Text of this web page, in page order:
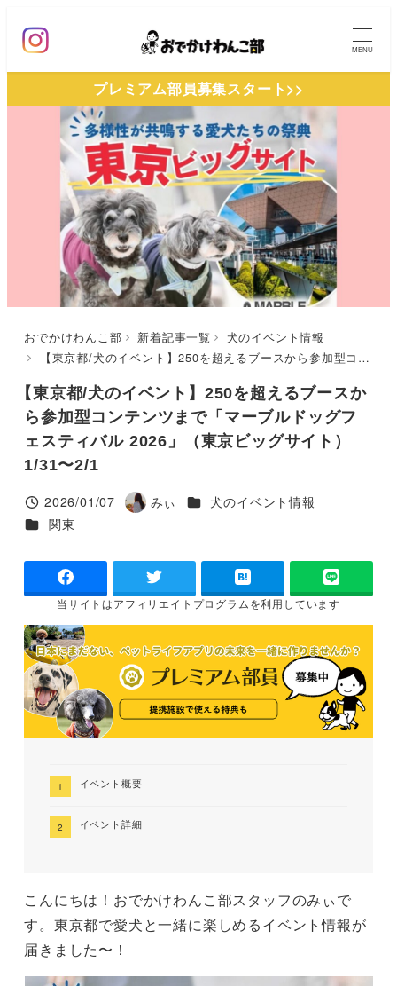
ン
MENU
プレミアム部員募集スタート>>
おでかけわんこ部 新着記事一覧
犬のイベント情報
【東京都/犬のイベント】250を超えるブースから参加型コンテンツまで「マーブルドッグフェスティバル 2026」（東京ビッグサイト）1/31〜2/1
【東京都/犬のイベント】250を超えるブースか
ら参加型コンテンツまで「マーブルドッグフ
ェスティバル 2026」（東京ビッグサイト）
1/31〜2/1
投稿日
2026/01/07
著
みぃ カテゴリー
犬のイベント情報
カテゴリー
関東
- - -
当サイトはアフィリエイトプログラムを利用しています
イベント概要
イベント詳細
こんにちは！おでかけわんこ部スタッフのみぃで
す。東京都で愛犬と一緒に楽しめるイベント情報が
届きました〜！